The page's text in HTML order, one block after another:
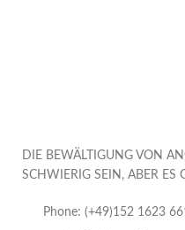
DIE BEWÄLTIGUNG VON
SCHWIERIG SEIN, ABER ES
Phone: (+49)152 1623